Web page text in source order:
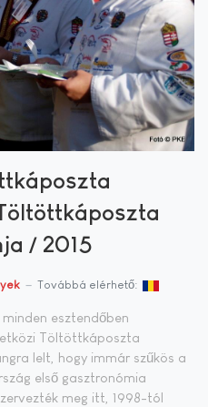
/ 2015
Továbbá elérhető:
esztendőben
Töltöttkáposzta
lelt, hogy immár szűkös a
első gasztronómia
meg itt, 1998-tól